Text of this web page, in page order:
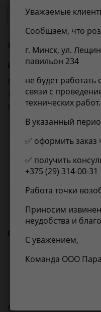
Характеристики
Из справочника ABCP
EAN-13:
Товарная группа:
Вес, кг:
Применимость
Нет информации о
Уважаемые
Сообщаем, что
г. Минск, ул.
павильон 234
не будет работать
связи с
технических работ.
В указанный
✅ оформить заказ
✅ получить
+375 (29) 314-00-31
Работа точки
Приносим
неудобства и
С уважением,
Команда ООО